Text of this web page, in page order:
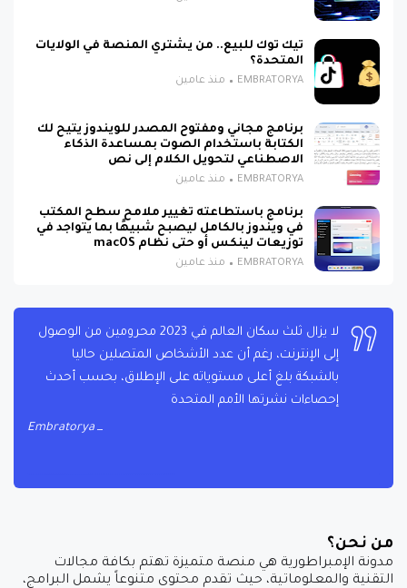
تيك توك للبيع.. من يشتري المنصة في الولايات
المتحدة؟
EMBRATORYA منذ عامين
برنامج مجاني ومفتوح المصدر للويندوز يتيح لك
الكتابة باستخدام الصوت بمساعدة الذكاء
الاصطناعي لتحويل الكلام إلى نص
EMBRATORYA منذ عامين
برنامج باستطاعته تغيير ملامح سطح المكتب
في ويندوز بالكامل ليصبح شبيهًا بما يتواجد في
توزيعات لينكس أو حتى نظام macOS
EMBRATORYA منذ عامين
لا يزال ثلث سكان العالم في 2023 محرومين من الوصول
إلى الإنترنت، رغم أن عدد الأشخاص المتصلين حاليا
بالشبكة بلغ أعلى مستوياته على الإطلاق، بحسب أحدث
إحصاءات نشرتها الأمم المتحدة
Embratorya
من نحن؟
مدونة الإمبراطورية هي منصة متميزة تهتم بكافة مجالات
التقنية والمعلوماتية، حيث تقدم محتوى متنوعاً يشمل البرامج،